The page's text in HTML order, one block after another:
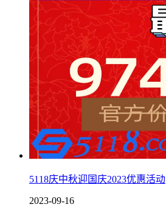
5118庆中秋迎国庆2023优惠活动
2023-09-16